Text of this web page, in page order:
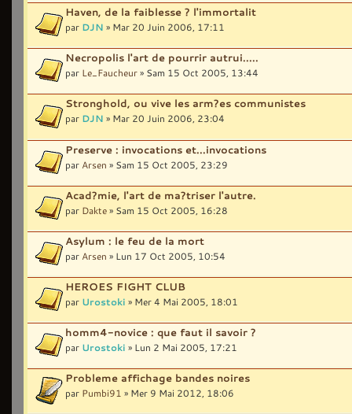
Haven, de la faiblesse ? l'immortalit
par DJN » Mar 20 Juin 2006, 17:11
Necropolis l'art de pourrir autrui.....
par Le_Faucheur» Sam 15 Oct 2005, 13:44
Stronghold, ou vive les arm?es communistes
par DJN » Mar 20 Juin 2006, 23:04
Preserve : invocations et...invocations
par Arsen » Sam 15 Oct 2005, 23:29
Acad?mie, l'art de ma?triser l'autre.
par Dakte» Sam 15 Oct 2005, 16:28
Asylum : le feu de la mort
par Arsen » Lun 17 Oct 2005, 10:54
HEROES FIGHT CLUB
par Urostoki » Mer 4 Mai 2005, 18:01
homm4-novice : que faut il savoir ?
par Urostoki » Lun 2 Mai 2005, 17:21
Probleme affichage bandes noires
par Pumbi91 » Mer 9 Mai 2012, 18:06